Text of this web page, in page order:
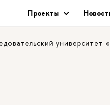
Проекты
университет